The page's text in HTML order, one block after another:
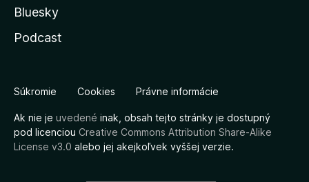
Bluesky
Podcast
Súkromie Cookies Právne informácie
Ak nie je uvedené inak, obsah tejto stránky je dostupný
pod licenciou Creative Commons Attribution Share-Alike
License v3.0 alebo jej akejkoľvek vyššej verzie.